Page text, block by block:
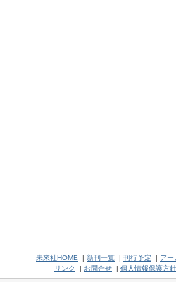
未來社HOME | 新刊一覧 | 刊行予定 | アー
リンク
| お問合せ | 個人情報保護方針